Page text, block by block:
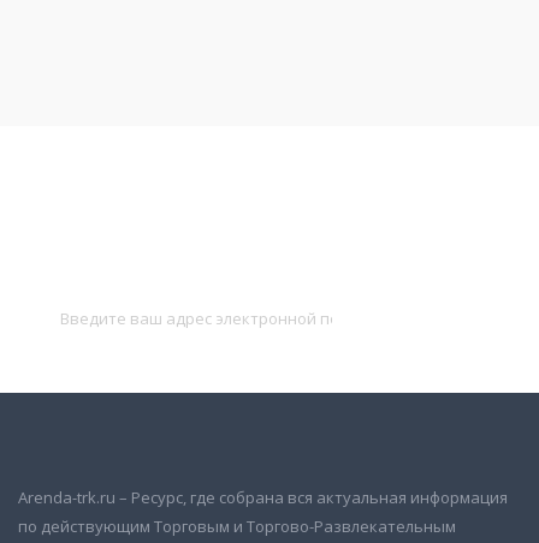
Arenda-trk.ru – Ресурс, где собрана вся актуальная информация
по действующим Торговым и Торгово-Развлекательным